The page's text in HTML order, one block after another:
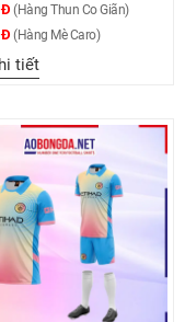
Đ (Hàng Thun Co Giãn)
Đ (Hàng Mè Caro)
tiết